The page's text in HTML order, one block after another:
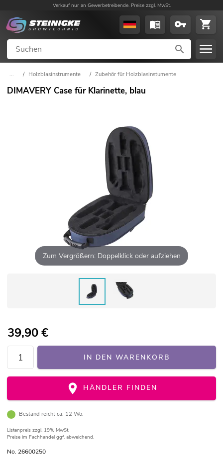
Verkauf nur an Gewerbetreibende. Preise zzgl. MwSt.
... / Holzblasinstrumente / Zubehör für Holzblasinstumente
DIMAVERY Case für Klarinette, blau
Zum Vergrößern: Doppelklick oder aufziehen
39,90€
IN DEN WARENKORB
HÄNDLER FINDEN
Bestand reicht ca. 12 Wo.
Listenpreis zzgl. 19% MwSt.
Preise im Fachhandel ggf. abweichend.
No. 26600250